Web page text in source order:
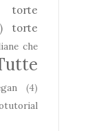
torte
torte
che
(4)